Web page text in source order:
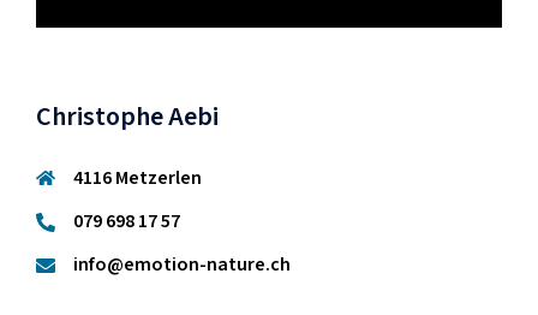
Christophe Aebi
4116 Metzerlen
079 698 17 57
info@emotion-nature.ch